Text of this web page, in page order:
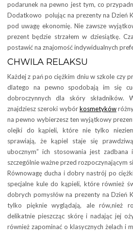
podarunek na pewno jest tym, co
Dodatkowo polując na prezenty na Dzień
pod uwagę ekonomię. Nie zawsze
prezent będzie strzałem w dziesiątkę.
postawić na znajomość indywidualnych
CHWILA RELAKSU
Każdej z pań po ciężkim dniu w szkole czy
dlatego na pewno spodobają im się
dobroczynnych dla skóry składników.
znajdziesz szeroki wybórkosmetyków
na pewno wybierzesz ten wyjątkowy
olejki do kąpieli, które nie tylko
sprawiają, że kąpiel staje się
ubocznym” ich stosowania jest
szczególnie ważne przed rozpoczynającym
Równowagę ducha i dobry nastrój po
specjalne kule do kąpieli, które również
dobrych pomysłów na prezenty na Dzień
tylko pięknie wyglądają, ale rów,nież
delikatnie pieszcząc skórę i nadając jej
również zapominać o klasycznych żelach i